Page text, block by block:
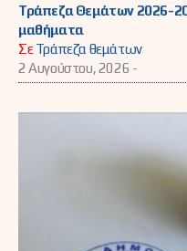
Τράπεζα Θεμάτων 2026-
μαθήματα
ΣεΤράπεζα θεμάτων
2 Αυγούστου, 2026 -